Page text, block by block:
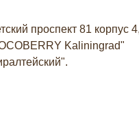
проспект 81 корпус
Kaliningrad"